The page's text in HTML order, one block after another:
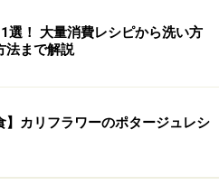
大さじ1
400cc
選！ 大量消費レシピから洗い方
法まで解説
】カリフラワーのポタージュレシ